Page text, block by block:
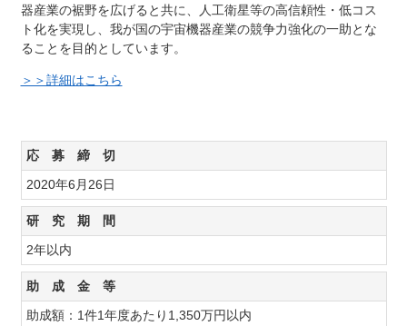
器産業の裾野を広げると共に、人工衛星等の高信頼性・低コス
ト化を実現し、我が国の宇宙機器産業の競争力強化の一助とな
ることを目的としています。
＞＞詳細はこちら
応 募 締 切
2020年6月26日
研 究 期 間
2年以内
助 成 金 等
助成額：1件1年度あたり1,350万円以内